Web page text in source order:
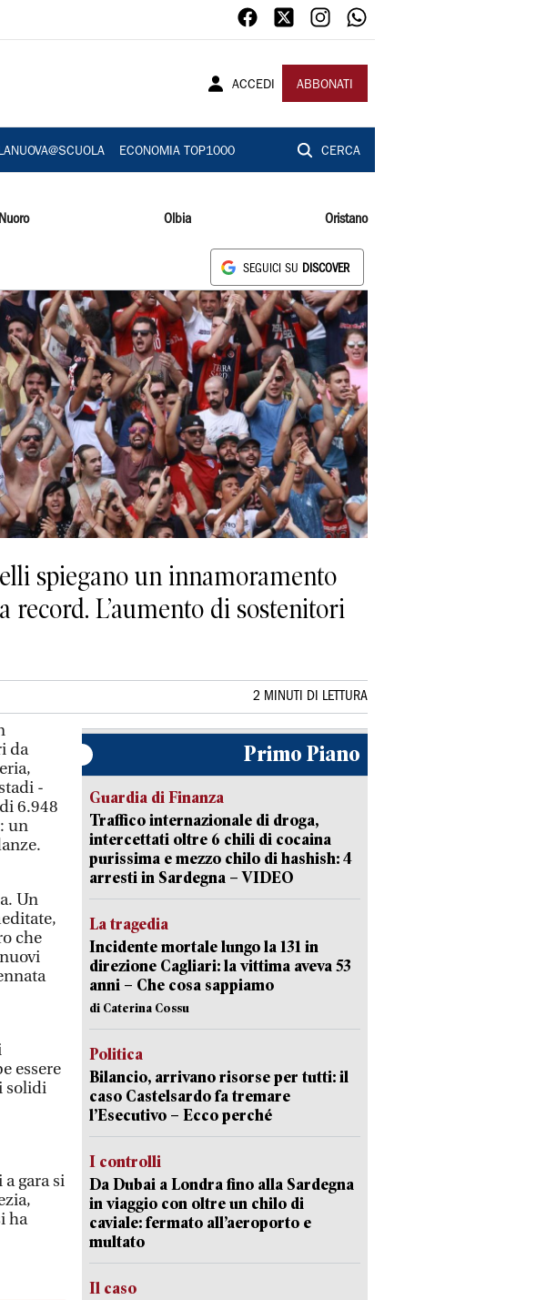
ACCEDI ABBONATI
ECONOMIA TOP1000 CERCA
Nuoro Olbia Oristano
SEGUICI SU DISCOVER
spiegano un innamoramento
L’aumento di sostenitori
2 MINUTI DI LETTURA
da
-
6.948
un
Un
che
essere
solidi
gara si
ha
Primo Piano
Guardia di Finanza
Traffico internazionale di droga,
intercettati oltre 6 chili di cocaina
purissima e mezzo chilo di hashish: 4
arresti in Sardegna – VIDEO
La tragedia
Incidente mortale lungo la 131 in
direzione Cagliari: la vittima aveva 53
anni – Che cosa sappiamo
di Caterina Cossu
Politica
Bilancio, arrivano risorse per tutti: il
caso Castelsardo fa tremare
l’Esecutivo – Ecco perché
I controlli
Da Dubai a Londra fino alla Sardegna
in viaggio con oltre un chilo di
caviale: fermato all’aeroporto e
multato
Il caso